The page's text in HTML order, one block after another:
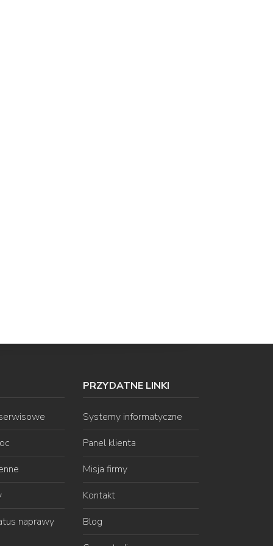
naprawy
PRZYDATNE LINKI
Systemy informatyczne
Panel klienta
Misja firmy
Kontakt
Blog